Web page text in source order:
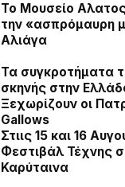
Το Μουσείο
την «ασπρόμαυρη
Αλιάγα
Τα συγκροτήματα
σκηνής στην
Ξεχωρίζουν οι
Gallows
Στιις 15 και 16
Φεστιβάλ Τέχνης
Καρύταινα